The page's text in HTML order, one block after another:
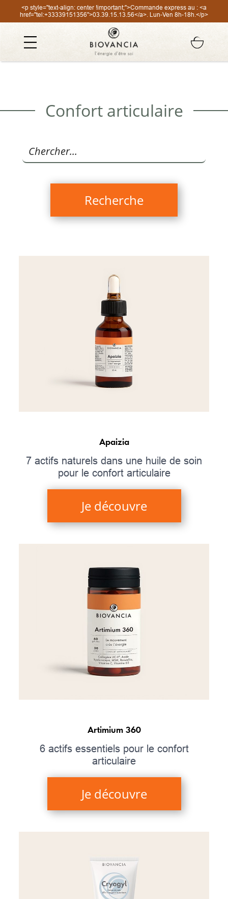
<p style="text-align: center !important;">Commande express au : <a
href="tel:+33339151356">03.39.15.13.56</a>. Lun-Ven 8h-18h.</p>
Confort articulaire
Apaizia
7 actifs naturels dans une huile de soin
pour le confort articulaire
Je découvre
Artimium 360
6 actifs essentiels pour le confort
articulaire
Je découvre